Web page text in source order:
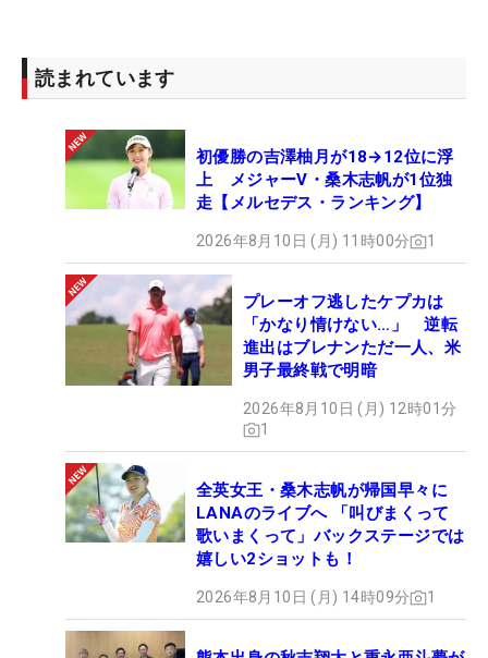
読まれています
初優勝の吉澤柚月が18→12位に浮
上 メジャーV・桑木志帆が1位独
走【メルセデス・ランキング】
2026年8月10日 (月) 11時00分 1
プレーオフ逃したケプカは
「かなり情けない…」 逆転
進出はブレナンただ一人、米
男子最終戦で明暗
2026年8月10日 (月) 12時01分
1
全英女王・桑木志帆が帰国早々に
LANAのライブへ 「叫びまくって
歌いまくって」バックステージでは
嬉しい2ショットも！
2026年8月10日 (月) 14時09分 1